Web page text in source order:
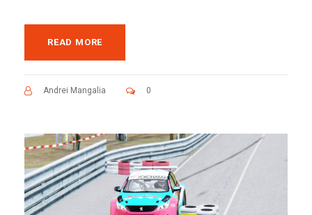
READ MORE
Andrei Mangalia 0